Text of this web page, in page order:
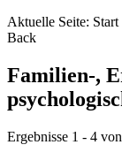
Aktuelle Seite: Start
Back
Familien-,
Ergebnisse 1 - 4